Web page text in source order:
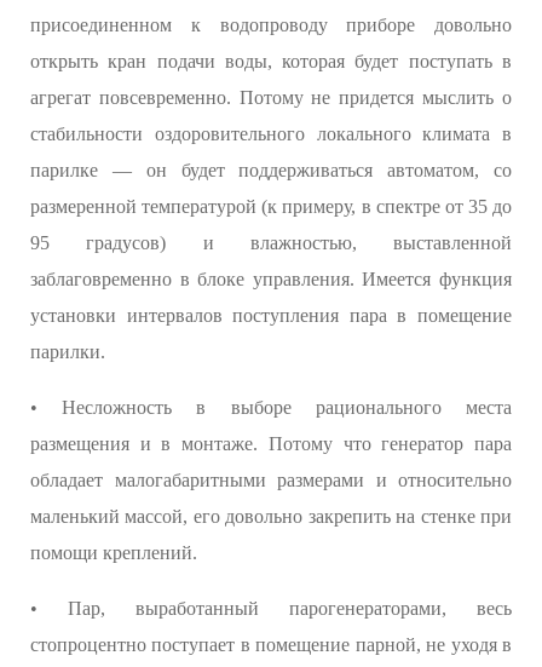
присоединенном к водопроводу приборе довольно
открыть кран подачи воды, которая будет поступать в
агрегат повсевременно. Потому не придется мыслить о
стабильности оздоровительного локального климата в
парилке — он будет поддерживаться автоматом, со
размеренной температурой (к примеру, в спектре от 35 до
95 градусов) и влажностью, выставленной
заблаговременно в блоке управления. Имеется функция
установки интервалов поступления пара в помещение
парилки.
• Несложность в выборе рационального места
размещения и в монтаже. Потому что генератор пара
обладает малогабаритными размерами и относительно
маленький массой, его довольно закрепить на стенке при
помощи креплений.
• Пар, выработанный парогенераторами, весь
стопроцентно поступает в помещение парной, не уходя в